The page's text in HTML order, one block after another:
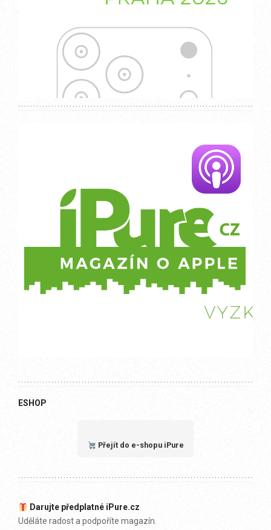
ESHOP
Přejít do e-shopu iPure
Darujte předplatné iPure.cz
Uděláte radost a podpoříte magazín.